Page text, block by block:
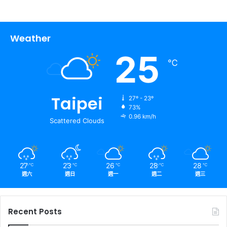
Weather
Taipei
Scattered Clouds
25 ℃
27º - 23º
73%
0.96 km/h
27 ℃
週六
23 ℃
週日
26 ℃
週一
28 ℃
週二
28 ℃
週三
Recent Posts